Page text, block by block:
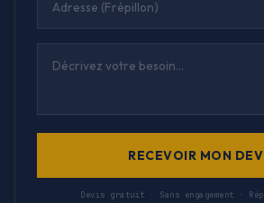
RECEVOIR MON
Devis gratuit · Sans engagement ·